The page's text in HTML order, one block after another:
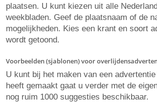
plaatsen. U kunt kiezen uit alle
weekbladen. Geef de plaatsnaam of de
mogelijkheden. Kies een krant en soort
wordt getoond.
Voorbeelden (sjablonen) voor
U kunt bij het maken van een
heeft gemaakt gaat u verder met de
nog ruim 1000 suggesties beschikbaar.